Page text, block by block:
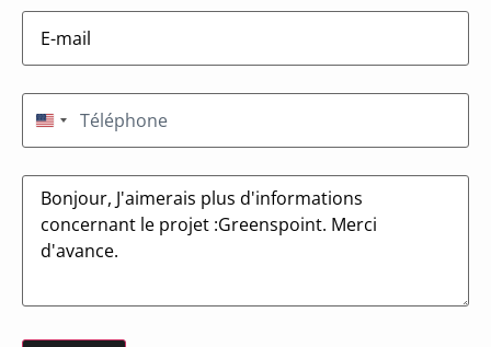
E-
mail(Nécessaire)
Téléphone(Nécessaire)
États-Unis +1
Message